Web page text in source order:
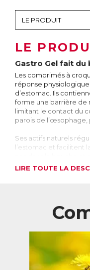
LE
Gastro Gel fait du
Les comprimés à
réponse
d’estomac. Ils
forme une barrière de
limitant le contact du
parois de l’œsophage,
Ses actifs naturels
l’estomac et facilitent
caractérisent par la
l’estomac dans
substances très
digestion et
dans les aliments. La
conçue pour résister
LIRE TOUTE LA